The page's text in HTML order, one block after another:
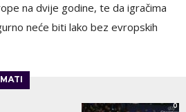
na dvije godine, te da igračima
neće biti lako bez evropskih
0